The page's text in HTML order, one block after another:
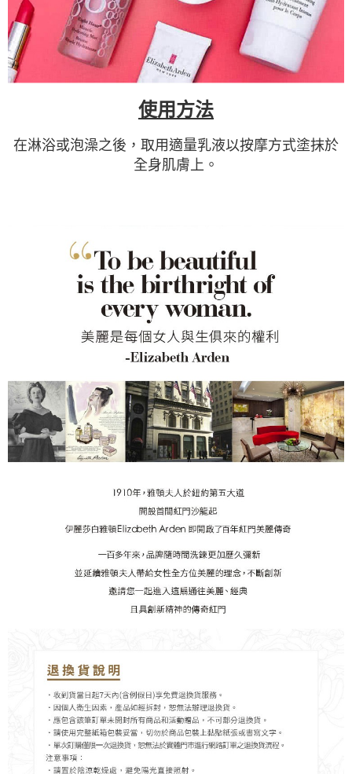
使用方法
在淋浴或泡澡之後，取用適量乳液以按摩方式塗抹於
全身肌膚上。